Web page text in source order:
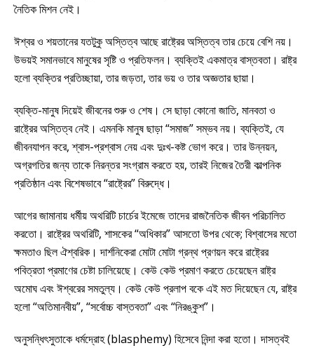
নৈতিক মিশন নেই।
ঈশ্বর ও শয়তানের যতটুকু অস্তিত্ব আছে রাষ্ট্রের অস্তিত্ব তার চেয়ে বেশি নয়।
উভয়ই সমানভাবে মানুষের সৃষ্টি ও প্রতিফলন। ব্যক্তিই একমাত্র বাস্তবতা। রাষ্ট্র
হলো ব্যক্তির প্রতিচ্ছায়া, তার জড়তা, তার ভয় ও তার অজ্ঞতার ছায়া।
ব্যক্তি-মানুষ দিয়েই জীবনের শুরু ও শেষ। সে ছাড়া কোনো জাতি, মানবতা ও
রাষ্ট্রের অস্তিত্ব নেই। এমনকি মানুষ ছাড়া “সমাজ” সম্ভব নয়। ব্যক্তিই, যে
জীবনযাপন করে, শ্বাস-প্রশ্বাস নেয় এবং দুঃখ-কষ্ট ভোগ করে। তার উন্নয়ন,
অগ্রগতির জন্য তাকে নিরন্তর সংগ্রাম করতে হয়, তারই নিজের তৈরী কাল্পনিক
প্রতিষ্ঠান এবং বিশেষভাবে “রাষ্ট্রের” বিরুদ্ধে।
আগের জামানায় ধর্মীয় অথরিটি চার্চের ইমেজে তাদের রাজনৈতিক জীবন পরিচালিত
করতো। রাষ্ট্রের অথরিটি, শাসকের “অধিকার” আসতো উপর থেকে; বিশ্বাসের মতো
ক্ষমতাও ছিল ঐশ্বরিক। দার্শনিকেরা মোটা মোটা গ্রন্থ প্রণয়ন করে রাষ্ট্রের
পবিত্রতা প্রমাণের চেষ্টা চালিয়েছে। কেউ কেউ প্রমাণ করতে চেয়েছেন রাষ্ট্র
অমোঘ এবং ঈশ্বরের সমতুল্য। কেউ কেউ প্রলাপ বকে এই মত দিয়েছেন যে, রাষ্ট্র
হলো “অতিমানবীয়”, “সর্বোচ্চ বাস্তবতা” এবং “নিরঙ্কুশ”।
অনুসন্ধিৎসুতাকে ধর্মদ্রোহ (blasphemy) হিসেবে নিন্দা করা হতো। দাসত্বই